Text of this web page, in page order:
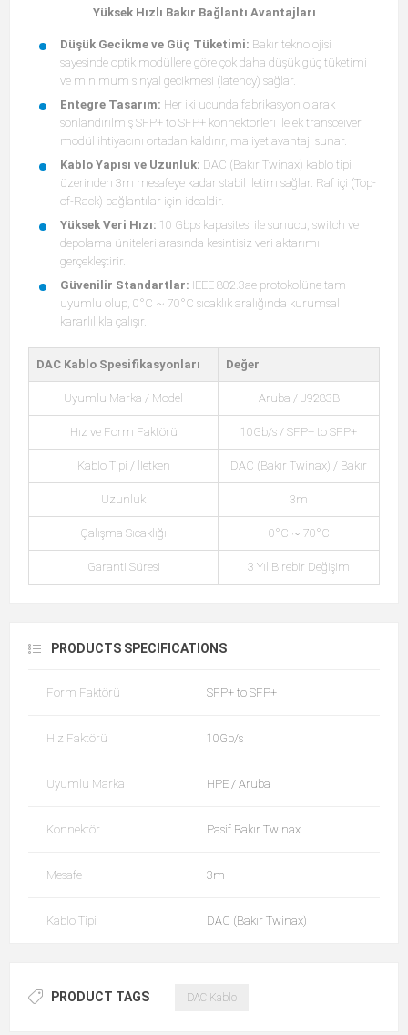
Yüksek Hızlı Bakır Bağlantı Avantajları
Düşük Gecikme ve Güç Tüketimi: Bakır teknolojisi
sayesinde optik modüllere göre çok daha düşük güç tüketimi
ve minimum sinyal gecikmesi (latency) sağlar.
Entegre Tasarım: Her iki ucunda fabrikasyon olarak
sonlandırılmış SFP+ to SFP+ konnektörleri ile ek transceiver
modül ihtiyacını ortadan kaldırır, maliyet avantajı sunar.
Kablo Yapısı ve Uzunluk: DAC (Bakır Twinax) kablo tipi
üzerinden 3m mesafeye kadar stabil iletim sağlar. Raf içi (Top-
of-Rack) bağlantılar için idealdir.
Yüksek Veri Hızı: 10 Gbps kapasitesi ile sunucu, switch ve
depolama üniteleri arasında kesintisiz veri aktarımı
gerçekleştirir.
Güvenilir Standartlar: IEEE 802.3ae protokolüne tam
uyumlu olup, 0°C ~ 70°C sıcaklık aralığında kurumsal
kararlılıkla çalışır.
DAC Kablo Spesifikasyonları Değer
Uyumlu Marka / Model Aruba / J9283B
Hız ve Form Faktörü 10Gb/s / SFP+ to SFP+
Kablo Tipi / İletken DAC (Bakır Twinax) / Bakır
Uzunluk 3m
Çalışma Sıcaklığı 0°C ~ 70°C
Garanti Süresi 3 Yıl Birebir Değişim
PRODUCTS SPECIFICATIONS
Form Faktörü SFP+ to SFP+
Hız Faktörü 10Gb/s
Uyumlu Marka HPE / Aruba
Konnektör Pasif Bakır Twinax
Mesafe 3m
Kablo Tipi DAC (Bakır Twinax)
PRODUCT TAGS DAC Kablo